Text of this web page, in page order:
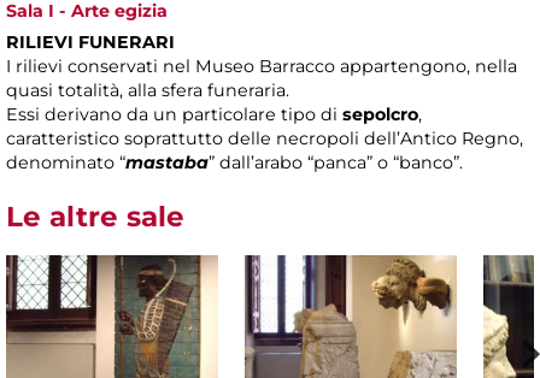
Sala I - Arte egizia
RILIEVI FUNERARI
I rilievi conservati nel Museo Barracco appartengono, nella
quasi totalità, alla sfera funeraria.
Essi derivano da un particolare tipo di sepolcro,
caratteristico soprattutto delle necropoli dell’Antico Regno,
denominato “mastaba” dall’arabo “panca” o “banco”.
Le altre sale